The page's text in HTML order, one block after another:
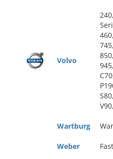
Volvo
Wartburg
Weber